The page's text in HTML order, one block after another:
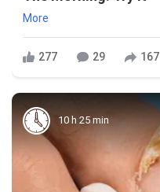
More
277 29 167
10 h 25 min